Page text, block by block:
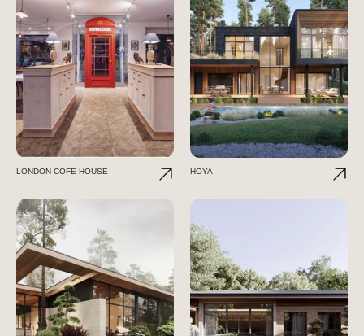
LONDON COFE HOUSE HOYA